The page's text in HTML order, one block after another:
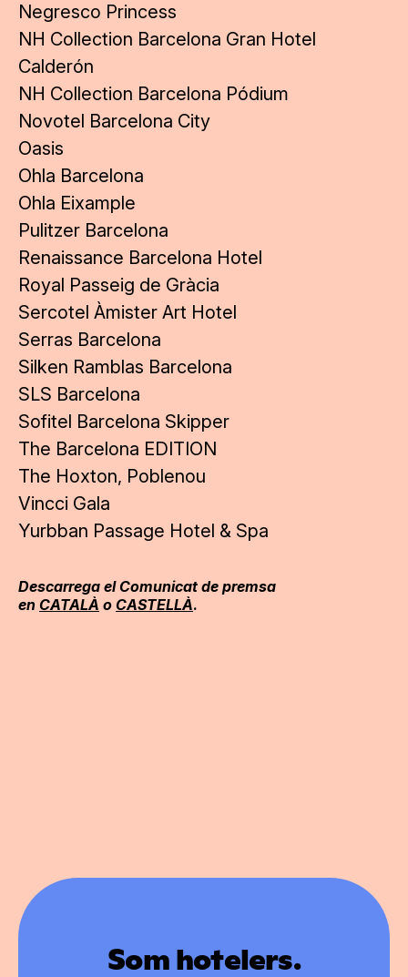
Negresco Princess
NH Collection Barcelona Gran Hotel
Calderón
NH Collection Barcelona Pódium
Novotel Barcelona City
Oasis
Ohla Barcelona
Ohla Eixample
Pulitzer Barcelona
Renaissance Barcelona Hotel
Royal Passeig de Gràcia
Sercotel Àmister Art Hotel
Serras Barcelona
Silken Ramblas Barcelona
SLS Barcelona
Sofitel Barcelona Skipper
The Barcelona EDITION
The Hoxton, Poblenou
Vincci Gala
Yurbban Passage Hotel & Spa
Descarrega el Comunicat de premsa
en CATALÀ o CASTELLÀ.
Som hotelers.